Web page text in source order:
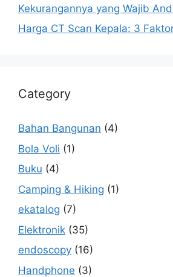
Kekurangannya yang Wajib
Harga CT Scan Kepala: 3
Category
Bahan Bangunan (4)
Bola Voli (1)
Buku (4)
Camping & Hiking (1)
ekatalog (7)
Elektronik (35)
endoscopy (16)
Handphone (3)